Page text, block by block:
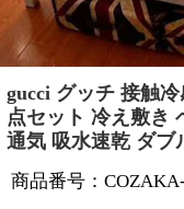
gucci グッチ 接触
点セット 冷え敷き
通気 吸水速乾 ダブ
商品番号：